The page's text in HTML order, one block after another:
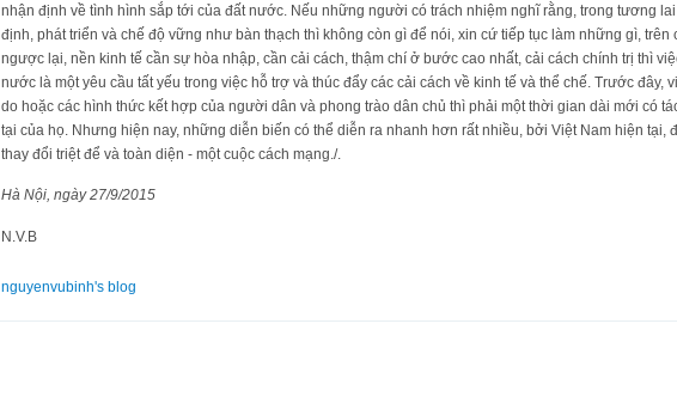
nhận định về tình hình sắp tới của đất nước. Nếu những người có trách nhiệm nghĩ rằng, trong tương
định, phát triển và chế độ vững như bàn thạch thì không còn gì để nói, xin cứ tiếp tục làm những gì,
ngược lại, nền kinh tế cần sự hòa nhập, cần cải cách, thậm chí ở bước cao nhất, cải cách chính trị thì
nước là một yêu cầu tất yếu trong việc hỗ trợ và thúc đẩy các cải cách về kinh tế và thể chế. Trước đây,
do hoặc các hình thức kết hợp của người dân và phong trào dân chủ thì phải một thời gian dài mới có
tại của họ. Nhưng hiện nay, những diễn biến có thể diễn ra nhanh hơn rất nhiều, bởi Việt Nam hiện tại,
thay đổi triệt để và toàn diện - một cuộc cách mạng./.
Hà Nội, ngày 27/9/2015
N.V.B
nguyenvubinh's blog